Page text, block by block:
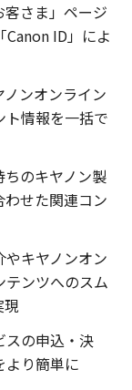
さま」ページ
Canon ID」によ
ンオンライン
ト情報を一括で
のキヤノン製
せた関連コン
キヤノンオン
テンツへのスム
現
スの申込・決
より簡単に